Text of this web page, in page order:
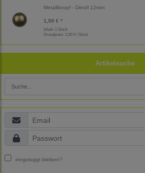
Metallknopf - Dirndl 12mm
1,50 € *
Inhalt: 1 Stück
Grundpreis: 1,50 € / Stück
Artikelsuche
eingeloggt bleiben?